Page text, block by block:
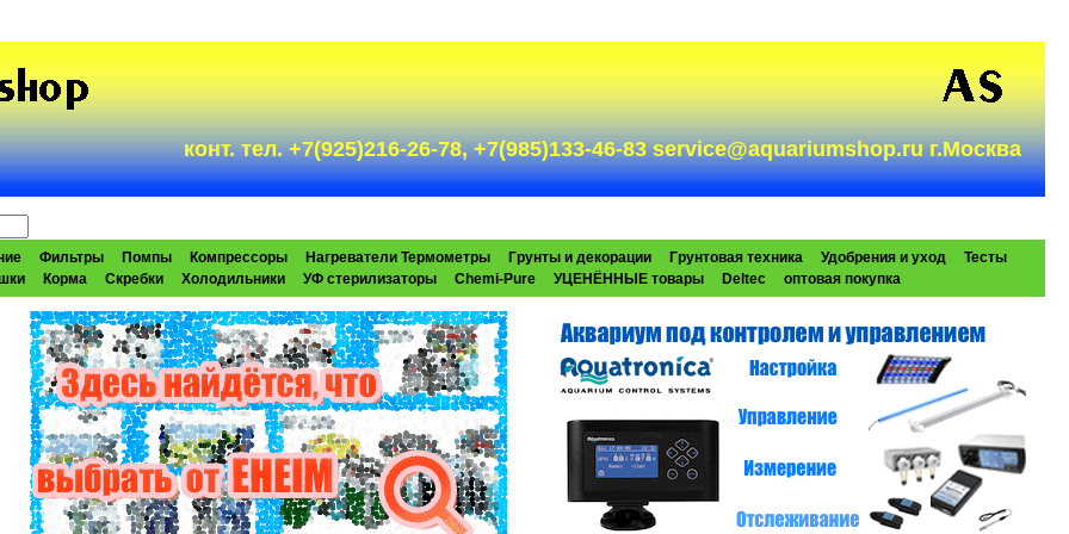
конт. тел. +7(925)216-26-78, +7(985)133-46-83 service@aquariumshop.ru г.Москва
Фильтры Помпы Компрессоры Нагреватели Термометры Грунты и декорации Грунтовая техника Удобрения и уход
Тесты
Корма Скребки Холодильники УФ стерилизаторы Chemi-Pure УЦЕНЁННЫЕ товары Deltec оптовая покупка